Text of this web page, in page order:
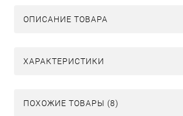
ОПИСАНИЕ ТОВАРА
ХАРАКТЕРИСТИКИ
ПОХОЖИЕ ТОВАРЫ (8)